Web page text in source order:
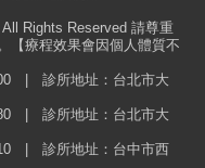
Rights Reserved 請尊重
【療程效果會因個人體質不
| 診所地址：台北市大
| 診所地址：台北市大
| 診所地址：台中市西